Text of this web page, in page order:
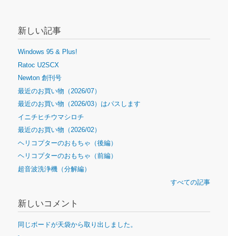
新しい記事
Windows 95 & Plus!
Ratoc U2SCX
Newton 創刊号
最近のお買い物（2026/07）
最近のお買い物（2026/03）はパスします
イニチヒチウマシロチ
最近のお買い物（2026/02）
ヘリコプターのおもちゃ（後編）
ヘリコプターのおもちゃ（前編）
超音波洗浄機（分解編）
すべての記事
新しいコメント
同じボードが天袋から取り出しました。